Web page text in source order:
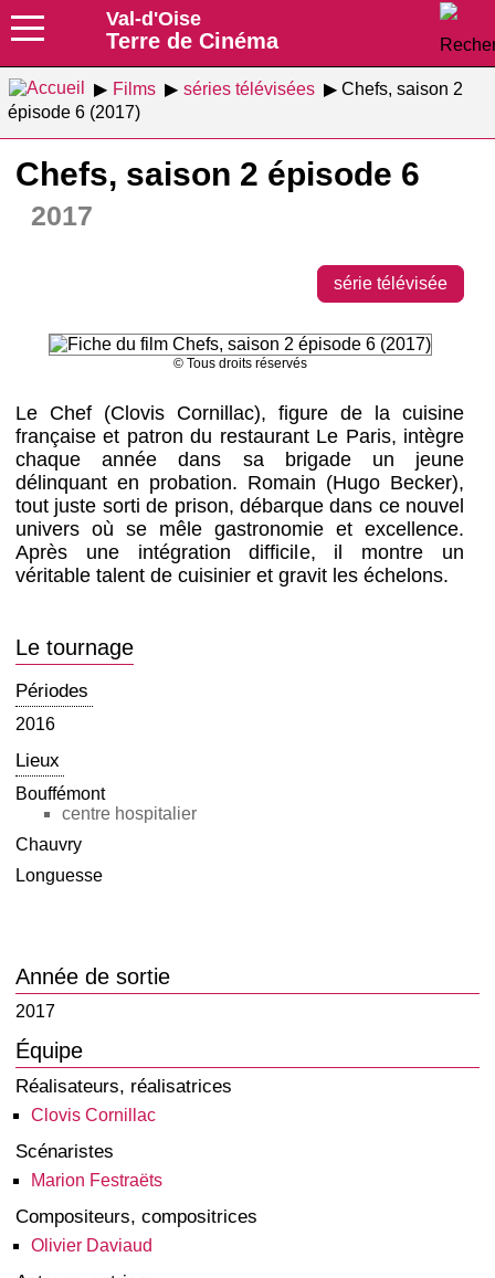
Val-d'Oise
Terre de Cinéma
Films séries télévisées
Chefs, saison 2
épisode 6 (2017)
Chefs, saison 2 épisode 6
2017
série télévisée
© Tous droits réservés
Le Chef (Clovis Cornillac), figure de la cuisine
française et patron du restaurant Le Paris, intègre
chaque année dans sa brigade un jeune
délinquant en probation. Romain (Hugo Becker),
tout juste sorti de prison, débarque dans ce nouvel
univers où se mêle gastronomie et excellence.
Après une intégration difficile, il montre un
véritable talent de cuisinier et gravit les échelons.
Le tournage
Périodes
2016
Lieux
Bouffémont
centre hospitalier
Chauvry
Longuesse
Année de sortie
2017
Équipe
Réalisateurs, réalisatrices
Clovis Cornillac
Scénaristes
Marion Festraëts
Compositeurs, compositrices
Olivier Daviaud